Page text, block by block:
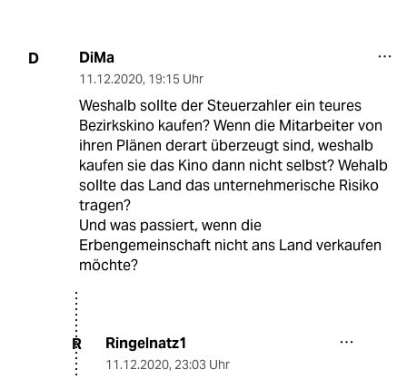
D DiMa
11.12.2020, 19:15 Uhr
Weshalb sollte der Steuerzahler ein teures
Bezirkskino kaufen? Wenn die Mitarbeiter von
ihren Plänen derart überzeugt sind, weshalb
kaufen sie das Kino dann nicht selbst? Wehalb
sollte das Land das unternehmerische Risiko
tragen?
Und was passiert, wenn die
Erbengemeinschaft nicht ans Land verkaufen
möchte?
R Ringelnatz1
11.12.2020, 23:03 Uhr